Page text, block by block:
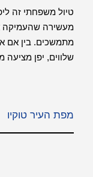
טיול משפחתי זה
מעשירה שהעמיקה
מתמשכים. בין אם
שלווים, יפן
מפת העיר טוקיו